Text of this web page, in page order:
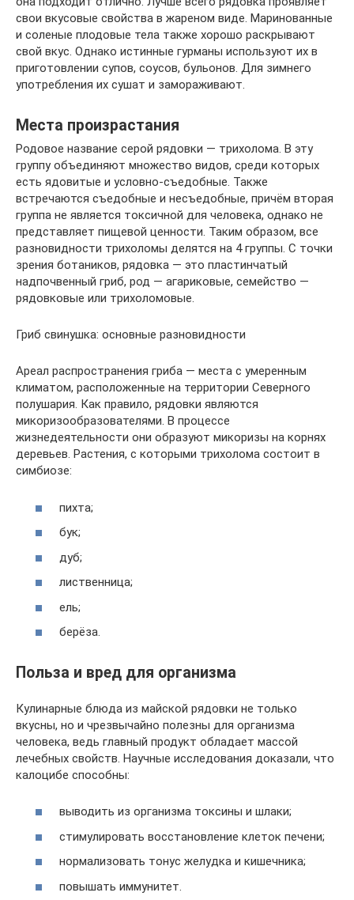
свои вкусовые свойства в жареном виде. Маринованные
и соленые плодовые тела также хорошо раскрывают
свой вкус. Однако истинные гурманы используют их в
приготовлении супов, соусов, бульонов. Для зимнего
употребления их сушат и замораживают.
Места произрастания
Родовое название серой рядовки — трихолома. В эту
группу объединяют множество видов, среди которых
есть ядовитые и условно-съедобные. Также
встречаются съедобные и несъедобные, причём вторая
группа не является токсичной для человека, однако не
представляет пищевой ценности. Таким образом, все
разновидности трихоломы делятся на 4 группы. С точки
зрения ботаников, рядовка — это пластинчатый
надпочвенный гриб, род — агариковые, семейство —
рядовковые или трихоломовые.
Гриб свинушка: основные разновидности
Ареал распространения гриба — места с умеренным
климатом, расположенные на территории Северного
полушария. Как правило, рядовки являются
микоризообразователями. В процессе
жизнедеятельности они образуют микоризы на корнях
деревьев. Растения, с которыми трихолома состоит в
симбиозе:
пихта;
бук;
дуб;
лиственница;
ель;
берёза.
Польза и вред для организма
Кулинарные блюда из майской рядовки не только
вкусны, но и чрезвычайно полезны для организма
человека, ведь главный продукт обладает массой
лечебных свойств. Научные исследования доказали, что
калоцибе способны:
выводить из организма токсины и шлаки;
стимулировать восстановление клеток печени;
нормализовать тонус желудка и кишечника;
повышать иммунитет.